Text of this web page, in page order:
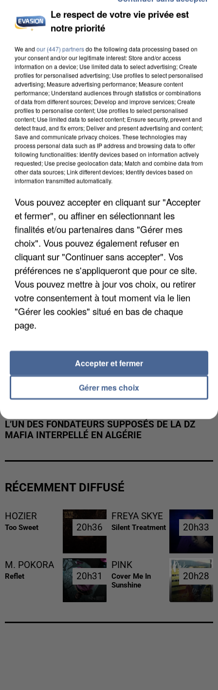
INCENDIES : L’ÎLE-DE-FRANCE LANCE UN ÉLAN
DE SOLIDARITÉ AVEC LES...
APRÈS TOUTES CES CANICULES, LES REFUGES
DE FAUNE SAUVAGE SONT...
L’UN DES FONDATEURS SUPPOSÉS DE LA DZ
MAFIA INTERPELLÉ EN ALGÉRIE
RÉCEMMENT DIFFUSÉ
HOZIER
Too Sweet 20h36
20h36
FREYA SKYE
Silent Treatment 20h33
20h33
M. POKORA
Reflet 20h31
20h31
PINK
Cover Me In
Sunshine
20h28
20h28
Le respect de votre vie privée est
notre priorité
We and our (447) partnersdo the following data processing based on
your consent and/or our legitimate interest: Store and/or access
information on a device; Use limited data to select advertising; Create
profiles for personalised advertising; Use profiles to select personalised
advertising; Measure advertising performance; Measure content
performance; Understand audiences through statistics or combinations
of data from different sources; Develop and improve services; Create
profiles to personalise content; Use profiles to select personalised
content; Use limited data to select content; Ensure security, prevent and
detect fraud, and fix errors; Deliver and present advertising and content;
Save and communicate privacy choices. These technologies may
process personal data such as IP address and browsing data to offer
following functionalities: Identify devices based on information actively
requested; Use precise geolocation data; Match and combine data from
other data sources; Link different devices; Identify devices based on
information transmitted automatically.
Vous pouvez accepter en cliquant sur "Accepter
et fermer", ou affiner en sélectionnant les
finalités et/ou partenaires dans "Gérer mes
choix". Vous pouvez également refuser en
cliquant sur "Continuer sans accepter". Vos
préférences ne s'appliqueront que pour ce site.
Vous pouvez mettre à jour vos choix, ou retirer
votre consentement à tout moment via le lien
"Gérer les cookies" situé en bas de chaque
page.
Gérer mes choix
Accepter et fermer